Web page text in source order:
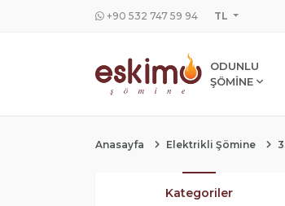
+90 532 747 59 94 TL
ODUNLU
ŞÖMİNE
Anasayfa Elektrikli Şömine
Kategoriler